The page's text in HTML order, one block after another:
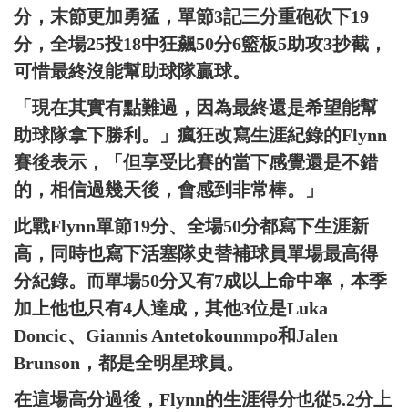
分，末節更加勇猛，單節3記三分重砲砍下19
分，全場25投18中狂飆50分6籃板5助攻3抄截，
可惜最終沒能幫助球隊贏球。
「現在其實有點難過，因為最終還是希望能幫
助球隊拿下勝利。」瘋狂改寫生涯紀錄的Flynn
賽後表示，「但享受比賽的當下感覺還是不錯
的，相信過幾天後，會感到非常棒。」
此戰Flynn單節19分、全場50分都寫下生涯新
高，同時也寫下活塞隊史替補球員單場最高得
分紀錄。而單場50分又有7成以上命中率，本季
加上他也只有4人達成，其他3位是Luka
Doncic、Giannis Antetokounmpo和Jalen
Brunson，都是全明星球員。
在這場高分過後，Flynn的生涯得分也從5.2分上